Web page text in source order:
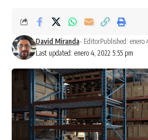
Last updated: enero 4, 2022 5:55 pm
David Miranda- EditorPublished: enero